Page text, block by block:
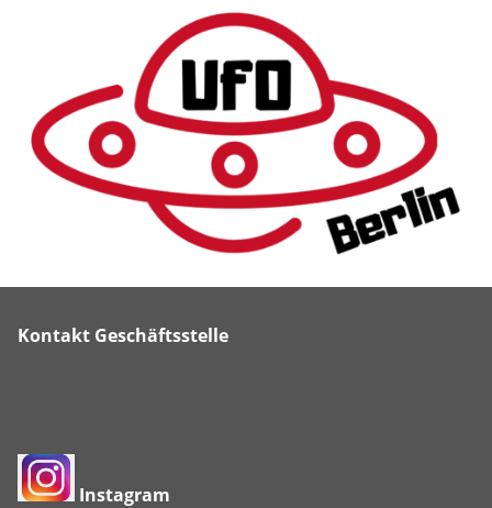
Kontakt Geschäftsstelle
Instagram